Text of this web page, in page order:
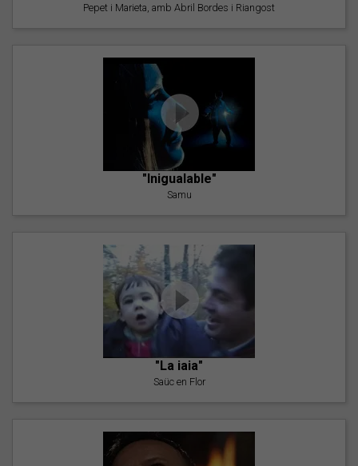
Pepet i Marieta, amb Abril Bordes i Riangost
"Inigualable"
Samu
"La iaia"
Saüc en Flor